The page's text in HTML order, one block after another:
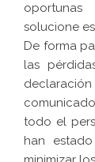
solucione
De forma
las
todo el
han